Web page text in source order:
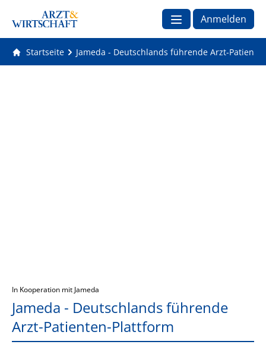
Anmelden
Startseite Jameda - Deutschlands führende Arzt-
In Kooperation mit Jameda
Jameda - Deutschlands führende
Arzt-Patienten-Plattform